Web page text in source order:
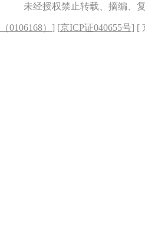
未经授权禁止转载、摘编、
0106168） ] [京ICP证040655号] [